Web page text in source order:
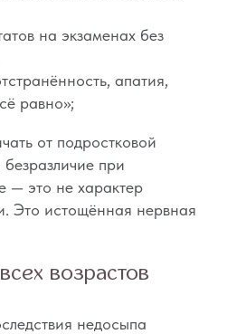
на экзаменах без
апатия,
равно»;
от подростковой
при
— это не характер
Это истощённая нервная
возрастов
недосыпа